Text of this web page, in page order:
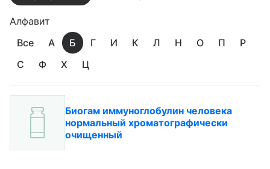
Алфавит
Все
А Б Г И К Л Н О П
Р
С
Ф Х Ц
Биогам иммуноглобулин человека
нормальный хроматографически
очищенный